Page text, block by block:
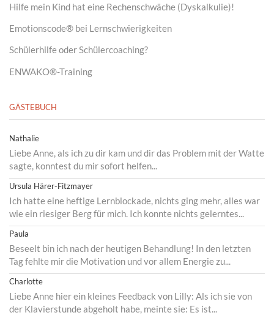
Hilfe mein Kind hat eine Rechenschwäche (Dyskalkulie)!
Emotionscode® bei Lernschwierigkeiten
Schülerhilfe oder Schülercoaching?
ENWAKO®-Training
GÄSTEBUCH
Nathalie
Liebe Anne, als ich zu dir kam und dir das Problem mit der Watte
sagte, konntest du mir sofort helfen...
Ursula Härer-Fitzmayer
Ich hatte eine heftige Lernblockade, nichts ging mehr, alles war
wie ein riesiger Berg für mich. Ich konnte nichts gelerntes...
Paula
Beseelt bin ich nach der heutigen Behandlung! In den letzten
Tag fehlte mir die Motivation und vor allem Energie zu...
Charlotte
Liebe Anne hier ein kleines Feedback von Lilly: Als ich sie von
der Klavierstunde abgeholt habe, meinte sie: Es ist...